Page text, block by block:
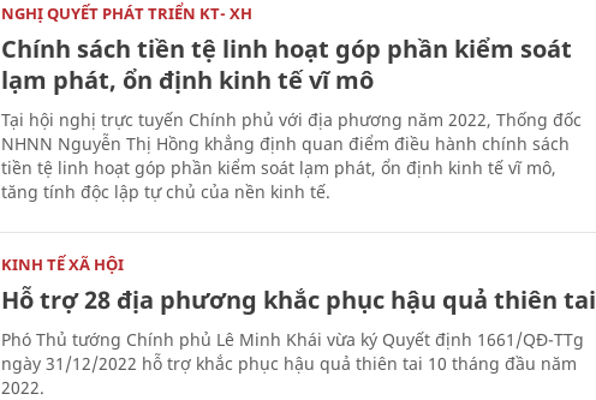
NGHỊ QUYẾT PHÁT TRIỂN KT- XH
Chính sách tiền tệ linh hoạt góp phần kiểm soát
lạm phát, ổn định kinh tế vĩ mô
Tại hội nghị trực tuyến Chính phủ với địa phương năm 2022, Thống đốc
NHNN Nguyễn Thị Hồng khẳng định quan điểm điều hành chính sách
tiền tệ linh hoạt góp phần kiểm soát lạm phát, ổn định kinh tế vĩ mô,
tăng tính độc lập tự chủ của nền kinh tế.
KINH TẾ XÃ HỘI
Hỗ trợ 28 địa phương khắc phục hậu quả thiên tai
Phó Thủ tướng Chính phủ Lê Minh Khái vừa ký Quyết định 1661/QĐ-TTg
ngày 31/12/2022 hỗ trợ khắc phục hậu quả thiên tai 10 tháng đầu năm
2022.